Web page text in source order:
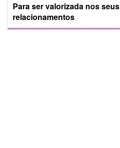
Para ser valorizada nos seus
relacionamentos